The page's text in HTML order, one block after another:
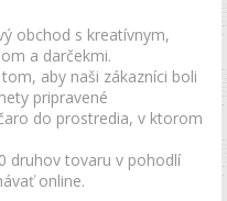
obchod s kreatívnym,
a darčekmi.
aby naši zákazníci boli
pripravené
do prostredia, v ktorom
druhov tovaru v pohodlí
online.